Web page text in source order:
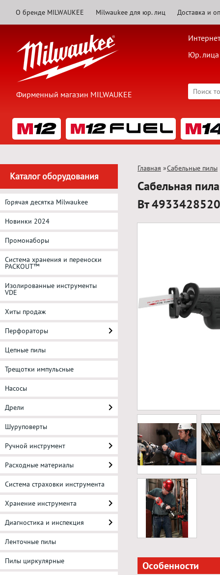
О бренде MILWAUKEE Milwaukee для юр. лиц Доставка и
Фирменный магазин MILWAUKEE
Юр. лица
Каталог оборудования
Горячая десятка Milwaukee
Новинки 2024
Промонаборы
Система хранения и переноски
PACKOUT™
Изолированные инструменты
VDE
Хиты продаж
Перфораторы
Цепные пилы
Трещотки импульсные
Насосы
Дрели
Шуруповерты
Ручной инструмент
Расходные материалы
Система страховки инструмента
Хранение инструмента
Диагностика и инспекция
Ленточные пилы
Пилы циркулярные
Главная »Сабельные пилы
Сабельная
Вт 4933428520
Особенности